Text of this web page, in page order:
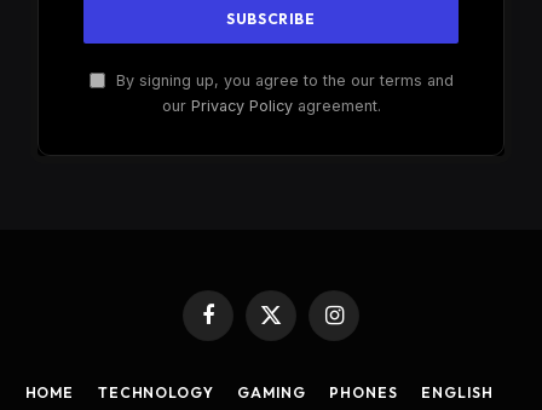
By signing up, you agree to the our terms and
our Privacy Policyagreement.
Facebook
X
(Twitter)
Instagram
HOME TECHNOLOGY GAMING PHONES ENGLISH